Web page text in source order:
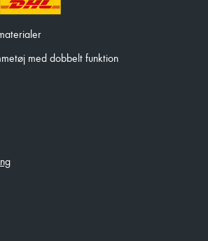
med dobbelt funktion